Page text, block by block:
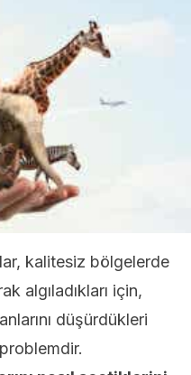
kalitesiz bölgelerde
algıladıkları için,
düşürdükleri